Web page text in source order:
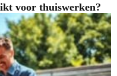
voor thuiswerken?